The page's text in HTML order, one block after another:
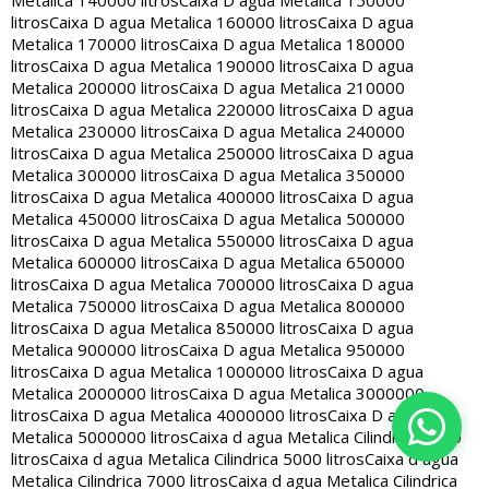
litrosCaixa D agua Metalica 160000 litrosCaixa D agua
Metalica 170000 litrosCaixa D agua Metalica 180000
litrosCaixa D agua Metalica 190000 litrosCaixa D agua
Metalica 200000 litrosCaixa D agua Metalica 210000
litrosCaixa D agua Metalica 220000 litrosCaixa D agua
Metalica 230000 litrosCaixa D agua Metalica 240000
litrosCaixa D agua Metalica 250000 litrosCaixa D agua
Metalica 300000 litrosCaixa D agua Metalica 350000
litrosCaixa D agua Metalica 400000 litrosCaixa D agua
Metalica 450000 litrosCaixa D agua Metalica 500000
litrosCaixa D agua Metalica 550000 litrosCaixa D agua
Metalica 600000 litrosCaixa D agua Metalica 650000
litrosCaixa D agua Metalica 700000 litrosCaixa D agua
Metalica 750000 litrosCaixa D agua Metalica 800000
litrosCaixa D agua Metalica 850000 litrosCaixa D agua
Metalica 900000 litrosCaixa D agua Metalica 950000
litrosCaixa D agua Metalica 1000000 litrosCaixa D agua
Metalica 2000000 litrosCaixa D agua Metalica 3000000
litrosCaixa D agua Metalica 4000000 litrosCaixa D agua
Metalica 5000000 litrosCaixa d agua Metalica Cilindrica 2000
litrosCaixa d agua Metalica Cilindrica 5000 litrosCaixa d agua
Metalica Cilindrica 7000 litrosCaixa d agua Metalica Cilindrica